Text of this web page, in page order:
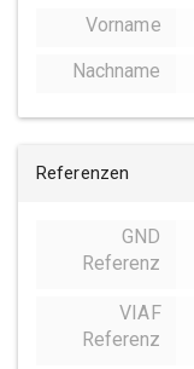
Vorname
Nachname
Referenzen
GND
Referenz
VIAF
Referenz